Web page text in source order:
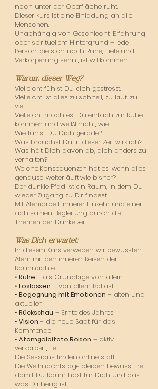
noch unter der Oberfläche ruht.
Dieser Kurs ist eine Einladung an alle
Menschen.
Unabhängig von Geschlecht, Erfahrung
oder spirituellem Hintergrund – jede
Person, die sich nach Ruhe, Tiefe und
Verkörperung sehnt, ist willkommen.
Warum dieser Weg?
Vielleicht fühlst Du dich gestresst.
Vielleicht ist alles zu schnell, zu laut, zu
viel.
Vielleicht möchtest Du einfach zur Ruhe
kommen und weißt nicht, wie.
Wie fühlst Du Dich gerade?
Was brauchst Du in dieser Zeit wirklich?
Was hält Dich davon ab, dich anders zu
verhalten?
Welche Konsequenzen hat es, wenn alles
genauso weiterläuft wie bisher?
Der dunkle Pfad ist ein Raum, in dem Du
wieder Zugang zu Dir findest.
Mit Atemarbeit, innerer Einkehr und einer
achtsamen Begleitung durch die
Themen der Dunkelzeit.
Was Dich erwartet:
In diesem Kurs verweben wir bewussten
Atem mit den inneren Reisen der
Rauhnächte:
• Ruhe – als Grundlage von allem
• Loslassen – von altem Ballast
• Begegnung mit Emotionen – alten und
aktuellen
• Rückschau – Ernte des Jahres
• Vision – die neue Saat für das
Kommende
• Atemgeleitete Reisen – aktiv,
verkörpert, tief
Die Sessions finden online statt.
Die Weihnachtstage bleiben bewusst frei,
damit Du Raum hast für Dich und das,
was Dir heilig ist.